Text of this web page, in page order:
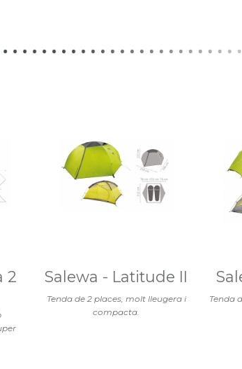
2
Tenda de 2 places, molt lleugera i
compacta.
Salewa - Latitude II
Tenda